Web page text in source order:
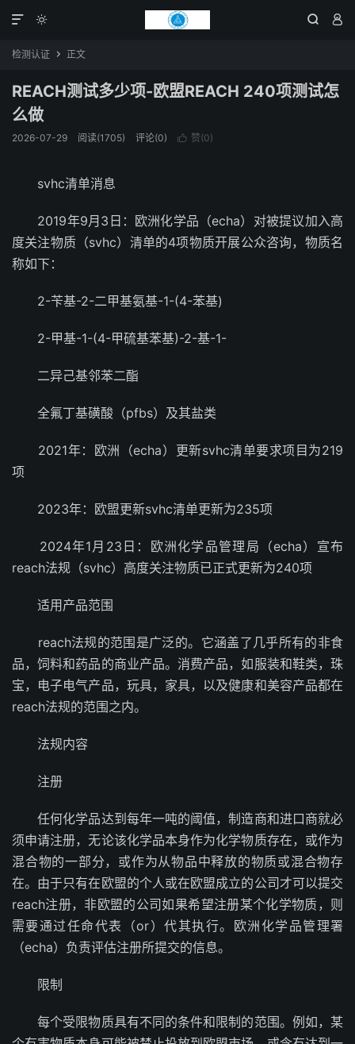
  

检测认证  正文
REACH测试多少项-欧盟REACH 240项测试怎
么做
2026-07-29 阅读(1705) 评论(0)  赞(0)
svhc清单消息
2019年9月3日：欧洲化学品（echa）对被提议加入高
度关注物质（svhc）清单的4项物质开展公众咨询，物质名
称如下：
2-苄基-2-二甲基氨基-1-(4-苯基)
2-甲基-1-(4-甲硫基苯基)-2-基-1-
二异己基邻苯二酯
全氟丁基磺酸（pfbs）及其盐类
2021年：欧洲（echa）更新svhc清单要求项目为219
项
2023年：欧盟更新svhc清单更新为235项
2024年1月23日：欧洲化学品管理局（echa）宣布
reach法规（svhc）高度关注物质已正式更新为240项
适用产品范围
reach法规的范围是广泛的。它涵盖了几乎所有的非食
品，饲料和药品的商业产品。消费产品，如服装和鞋类，珠
宝，电子电气产品，玩具，家具，以及健康和美容产品都在
reach法规的范围之内。
法规内容
注册
任何化学品达到每年一吨的阈值，制造商和进口商就必
须申请注册，无论该化学品本身作为化学物质存在，或作为
混合物的一部分，或作为从物品中释放的物质或混合物存
在。由于只有在欧盟的个人或在欧盟成立的公司才可以提交
reach注册，非欧盟的公司如果希望注册某个化学物质，则
需要通过任命代表（or）代其执行。欧洲化学品管理署
（echa）负责评估注册所提交的信息。
限制
每个受限物质具有不同的条件和限制的范围。例如，某